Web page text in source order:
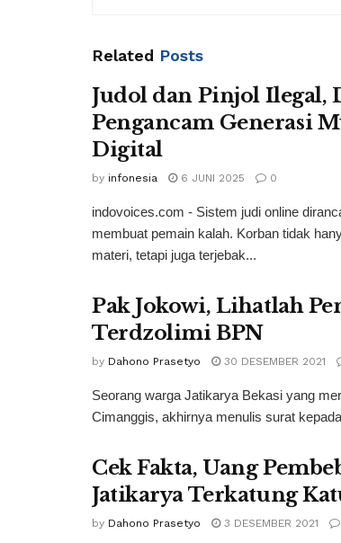
Related Posts
Judol dan Pinjol Ilegal,
Pengancam Generasi
Digital
by infonesia 6 JUNI 2025 0
indovoices.com - Sistem judi online
membuat pemain kalah. Korban tidak
materi, tetapi juga terjebak...
Pak Jokowi, Lihatlah
Terdzolimi BPN
by Dahono Prasetyo 30 DESEMBER 2021
Seorang warga Jatikarya Bekasi yang
Cimanggis, akhirnya menulis surat
Cek Fakta, Uang
Jatikarya Terkatung
by Dahono Prasetyo 3 DESEMBER 2021